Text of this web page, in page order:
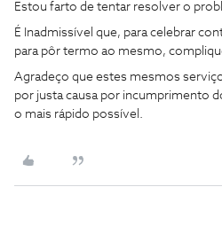
Estou farto de tentar resolver o
É Inadmissível que, para celebrar
para pôr termo ao mesmo,
Agradeço que estes mesmos
por justa causa por incumprimento
o mais rápido possível.